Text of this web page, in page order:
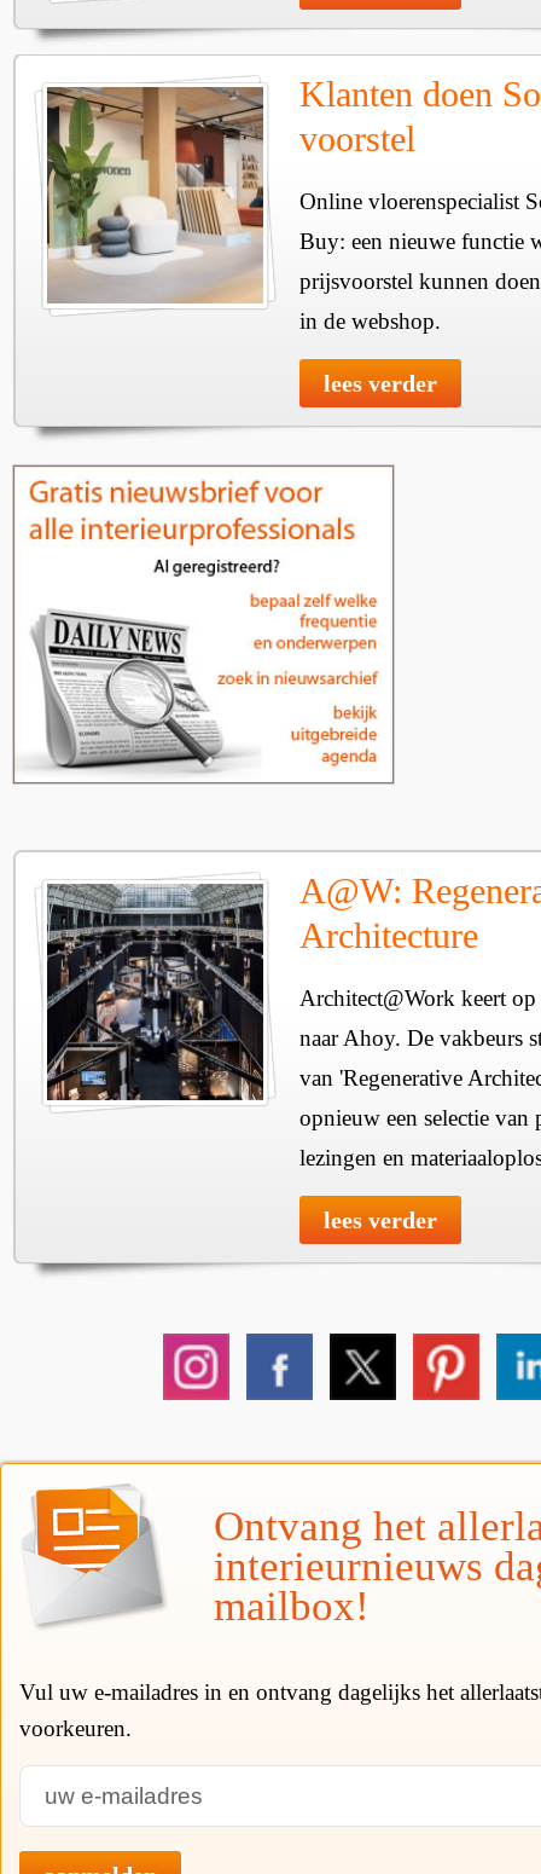
Klanten doen
voorstel
Online vloerenspecialist
Buy: een nieuwe functie
prijsvoorstel kunnen
in de webshop.
lees verder
A@W:
Architecture
Architect@Work keert
naar Ahoy. De vakbeurs
van 'Regenerative
opnieuw een selectie van
lezingen en
lees verder
Ontvang het
interieurnieuws
mailbox!
Vul uw e-mailadres in en ontvang dagelijks het
voorkeuren.